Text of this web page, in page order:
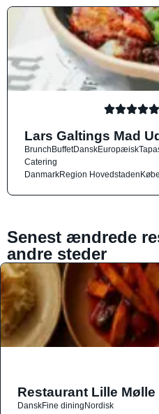
Lars Galtings Mad
BrunchBuffetDanskEuropæisk
Catering
DanmarkRegion Hovedstaden
Senest ændrede
andre steder
Restaurant Lille Mølle
DanskFine diningNordisk